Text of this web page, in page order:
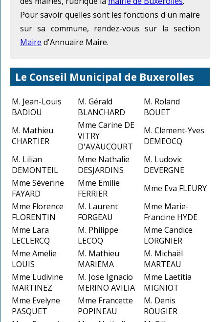
Pour savoir quelles sont les fonctions d'un maire
sur sa commune, rendez-vous sur la section
Maire d'Annuaire Maire.
Le Conseil Municipal de Buxerolles
M. Jean-Louis
BADIOU
M. Gérald
BLANCHARD
M. Roland
BOUET
M. Mathieu
CHARTIER
Mme Carine DE
VITRY
D'AVAUCOURT
M. Clement-Yves
DEMEOCQ
M. Lilian
DEMONTEIL
Mme Nathalie
DESJARDINS
M. Ludovic
DEVERGNE
Mme Séverine
FAYARD
Mme Emilie
FERRIER
Mme Eva FLEURY
Mme Florence
FLORENTIN
M. Laurent
FORGEAU
Mme Marie-
Francine HYDE
Mme Lara
LECLERCQ
M. Philippe
LECOQ
Mme Candice
LORGNIER
Mme Amelie
LOUIS
M. Mathieu
MARIEMA
M. Michaël
MARTEAU
Mme Ludivine
MARTINEZ
M. Jose Ignacio
MERINO AVILIA
Mme Laetitia
MIGNIOT
Mme Evelyne
PASQUET
Mme Francette
POPINEAU
M. Denis
ROUGIER